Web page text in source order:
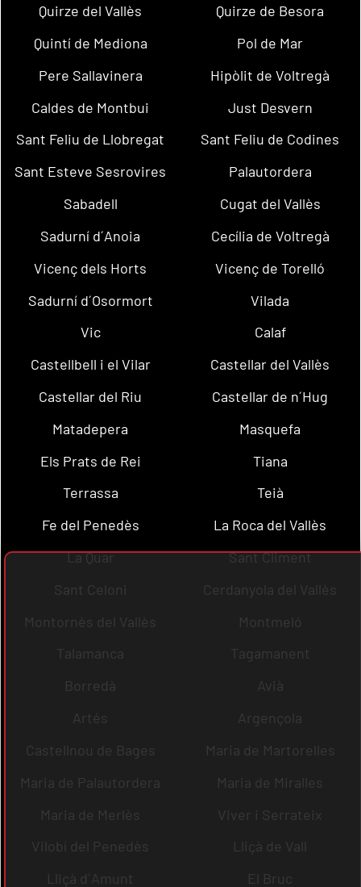
Quirze del Vallès
Quirze de Besora
Quintí de Mediona
Pol de Mar
Pere Sallavinera
Hipòlit de Voltregà
Caldes de Montbui
Just Desvern
Sant Feliu de Llobregat
Sant Feliu de Codines
Sant Esteve Sesrovires
Palautordera
Sabadell
Cugat del Vallès
Sadurní d´Anoia
Cecília de Voltregà
Vicenç dels Horts
Vicenç de Torelló
Sadurní d´Osormort
Vilada
Vic
Calaf
Castellbell i el Vilar
Castellar del Vallès
Castellar del Riu
Castellar de n´Hug
Matadepera
Masquefa
Els Prats de Rei
Tiana
Terrassa
Teià
Fe del Penedès
La Roca del Vallès
La Quar
Sant Climent
Sant Celoni
Cerdanyola del Vallès
Montornès del Vallès
Montmeló
Talamanca
Tagamanent
Borredà
Avià
Artés
Argençola
Castellnou de Bages
Maria de Martorelles
Maria de Palautordera
Maria de Miralles
Maria de Merlès
Viver i Serrateix
Vilobí del Penedès
Lliçà de Vall
Lliçà d´Amunt
El Bruc